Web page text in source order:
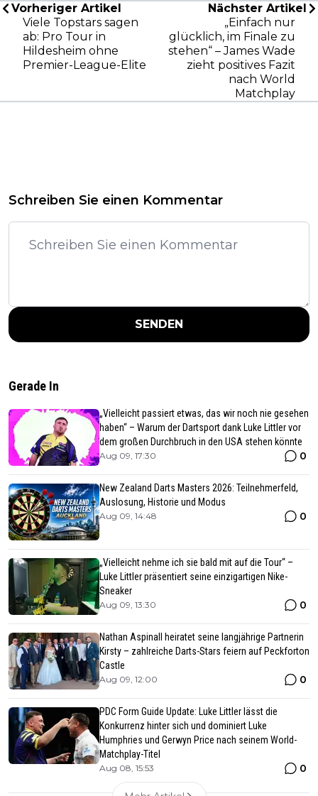
Vorheriger Artikel
Viele Topstars sagen
ab: Pro Tour in
Hildesheim ohne
Premier-League-Elite
Nächster Artikel
„Einfach nur
glücklich, im Finale zu
stehen“ – James Wade
zieht positives Fazit
nach World
Matchplay
Schreiben Sie einen Kommentar
SENDEN
Gerade In
„Vielleicht passiert etwas, das wir noch nie gesehen
haben“ – Warum der Dartsport dank Luke Littler vor
dem großen Durchbruch in den USA stehen könnte
Aug 09, 17:30 0
New Zealand Darts Masters 2026: Teilnehmerfeld,
Auslosung, Historie und Modus
Aug 09, 14:48 0
„Vielleicht nehme ich sie bald mit auf die Tour“ –
Luke Littler präsentiert seine einzigartigen Nike-
Sneaker
Aug 09, 13:30 0
Nathan Aspinall heiratet seine langjährige Partnerin
Kirsty – zahlreiche Darts-Stars feiern auf Peckforton
Castle
Aug 09, 12:00 0
PDC Form Guide Update: Luke Littler lässt die
Konkurrenz hinter sich und dominiert Luke
Humphries und Gerwyn Price nach seinem World-
Matchplay-Titel
Aug 08, 15:53 0